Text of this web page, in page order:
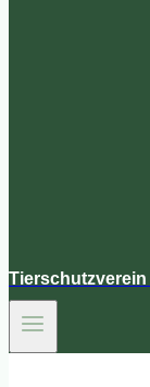
Tierschutzverein